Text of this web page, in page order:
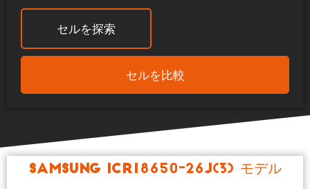
セルを探索
セルを比較
Samsung ICR18650-26J(3) モデル